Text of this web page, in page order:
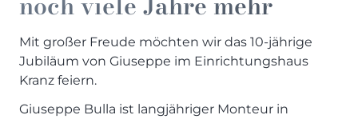
Folie & Lack
ALLES ANZEIGEN
KLEINMÖBEL & DIELE
Prisma Journal
Marketing-Manager (m/w/d)
Küchenfachberater (m/w/d)
Schreiner/Monteur (m/w/d)
Kurzbewerbung senden
Mit großer Freude möchten wir das 10-jährige
Jubiläum von Giuseppe im Einrichtungshaus
Kranz feiern.
Giuseppe Bulla ist langjähriger Monteur in